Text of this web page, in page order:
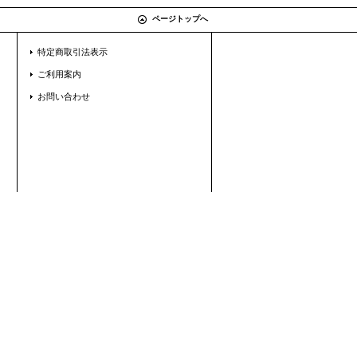
ページトップへ
特定商取引法表示
ご利用案内
お問い合わせ